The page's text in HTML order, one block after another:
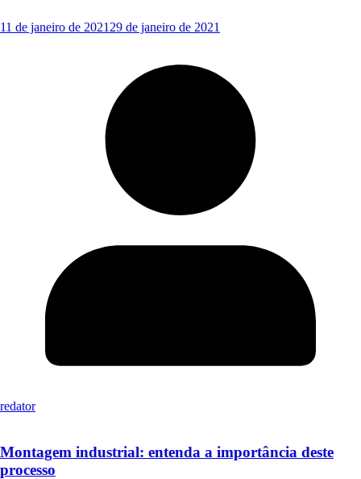
11 de janeiro de 202129 de janeiro de 2021
redator
Montagem industrial: entenda a importância deste
processo